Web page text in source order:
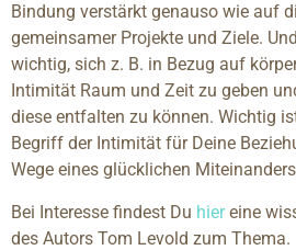
Bindung verstärkt genauso wie auf
gemeinsamer Projekte und Ziele.
wichtig, sich z. B. in Bezug auf
Intimität Raum und Zeit zu geben
diese entfalten zu können. Wichtig
Begriff der Intimität für Deine
Wege eines glücklichen
Bei Interesse findest Du hiereine
des Autors Tom Levold zum Thema.